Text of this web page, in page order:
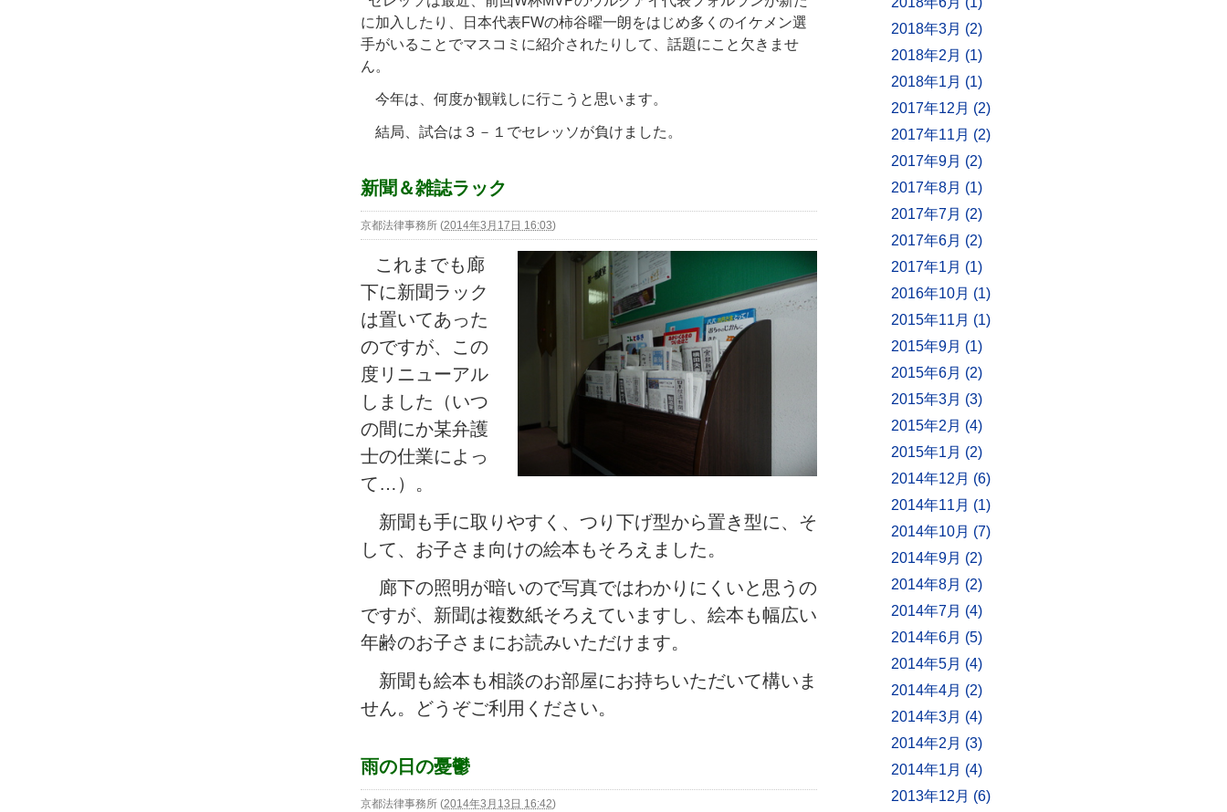
に加入したり、日本代表FWの柿谷曜一朗をはじめ多くのイケメン選
手がいることでマスコミに紹介されたりして、話題にこと欠きませ
ん。
今年は、何度か観戦しに行こうと思います。
結局、試合は３－１でセレッソが負けました。
新聞＆雑誌ラック
京都法律事務所 (2014年3月17日 16:03)
これまでも廊
下に新聞ラック
は置いてあった
のですが、この
度リニューアル
しました（いつ
の間にか某弁護
士の仕業によっ
て…）。
新聞も手に取りやすく、つり下げ型から置き型に、そ
して、お子さま向けの絵本もそろえました。
廊下の照明が暗いので写真ではわかりにくいと思うの
ですが、新聞は複数紙そろえていますし、絵本も幅広い
年齢のお子さまにお読みいただけます。
新聞も絵本も相談のお部屋にお持ちいただいて構いま
せん。どうぞご利用ください。
雨の日の憂鬱
京都法律事務所 (2014年3月13日 16:42)
2018年3月 (2)
2018年2月 (1)
2018年1月 (1)
2017年12月 (2)
2017年11月 (2)
2017年9月 (2)
2017年8月 (1)
2017年7月 (2)
2017年6月 (2)
2017年1月 (1)
2016年10月 (1)
2015年11月 (1)
2015年9月 (1)
2015年6月 (2)
2015年3月 (3)
2015年2月 (4)
2015年1月 (2)
2014年12月 (6)
2014年11月 (1)
2014年10月 (7)
2014年9月 (2)
2014年8月 (2)
2014年7月 (4)
2014年6月 (5)
2014年5月 (4)
2014年4月 (2)
2014年3月 (4)
2014年2月 (3)
2014年1月 (4)
2013年12月 (6)